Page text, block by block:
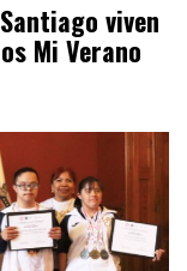
viven
Mi Verano